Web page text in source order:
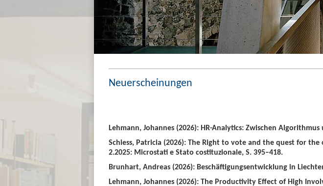
Neuerscheinungen
Lehmann, Johannes (2026): HR-Analytics: Zwischen
Schiess, Patricia (2026): The Right to vote and the quest for
2.2025: Microstati e Stato costituzionale, S. 395–418.
Brunhart, Andreas (2026): Beschäftigungsentwicklung in
Lehmann, Johannes (2026): The Productivity Effect of High